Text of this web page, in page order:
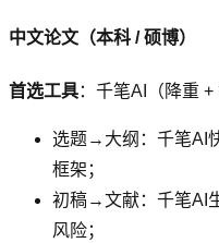
中文论文（本科 / 硕博）
首选工具：千笔AI（降重 +
选题→大纲：千笔AI
框架；
初稿→文献：千笔AI
风险；